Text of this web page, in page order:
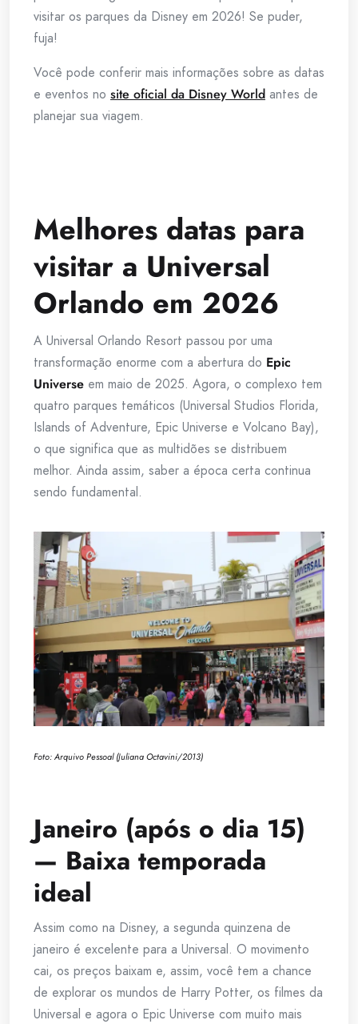
visitar os parques da Disney em 2026! Se puder,
fuja!
Você pode conferir mais informações sobre as datas
e eventos no site oficial da Disney World antes de
planejar sua viagem.
Melhores datas para
visitar a Universal
Orlando em 2026
A Universal Orlando Resort passou por uma
transformação enorme com a abertura do Epic
Universe em maio de 2025. Agora, o complexo tem
quatro parques temáticos (Universal Studios Florida,
Islands of Adventure, Epic Universe e Volcano Bay),
o que significa que as multidões se distribuem
melhor. Ainda assim, saber a época certa continua
sendo fundamental.
Foto: Arquivo Pessoal (Juliana Octavini/2013)
Janeiro (após o dia 15)
— Baixa temporada
ideal
Assim como na Disney, a segunda quinzena de
janeiro é excelente para a Universal. O movimento
cai, os preços baixam e, assim, você tem a chance
de explorar os mundos de Harry Potter, os filmes da
Universal e agora o Epic Universe com muito mais